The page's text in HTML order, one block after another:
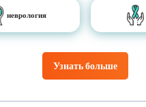
Узнать больше
неврология